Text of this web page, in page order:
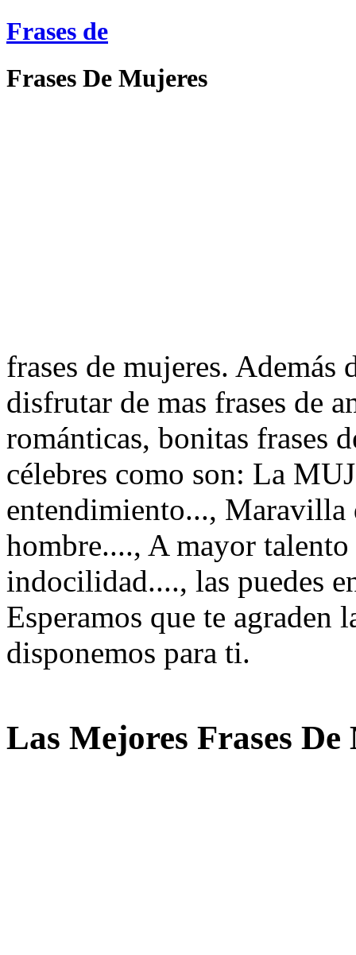
Frases de
Frases De Mujeres
frases de mujeres. Además
disfrutar de mas frases de
románticas, bonitas frases
célebres como son: La
entendimiento..., Maravilla
hombre...., A mayor
indocilidad...., las puedes
Esperamos que te agraden
disponemos para ti.
Las Mejores Frases De